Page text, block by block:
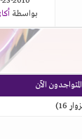
بواسطة
المتواجدون الآن